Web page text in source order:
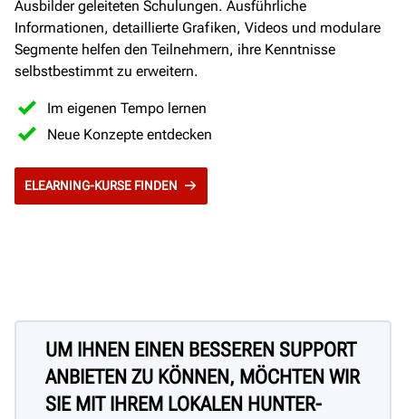
Ausbilder geleiteten Schulungen. Ausführliche
Informationen, detaillierte Grafiken, Videos und modulare
Segmente helfen den Teilnehmern, ihre Kenntnisse
selbstbestimmt zu erweitern.
Im eigenen Tempo lernen
Neue Konzepte entdecken
ELEARNING-KURSE FINDEN
UM IHNEN EINEN BESSEREN SUPPORT
ANBIETEN ZU KÖNNEN, MÖCHTEN WIR
SIE MIT IHREM LOKALEN HUNTER-